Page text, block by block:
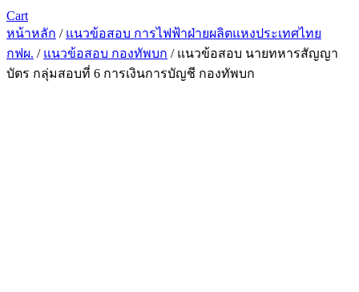
Cart
หน้าหลัก / แนวข้อสอบ การไฟฟ้าฝ่ายผลิตแหงประเทศไทย
กฟผ. / แนวข้อสอบ กองทัพบก / แนวข้อสอบ นายทหารสัญญา
บัตร กลุ่มสอบที่ 6 การเงินการบัญชี กองทัพบก